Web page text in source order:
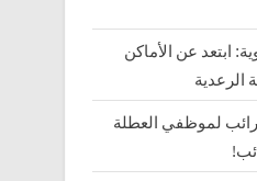
ابتعد عن الأماكن
الرعدية
لموظفي العطلة